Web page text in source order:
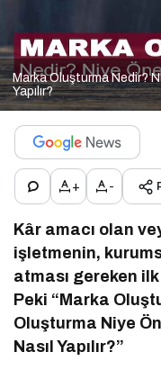
Marka Oluşturma Nedir?
Yapılır?
+ -
Kâr amacı olan
işletmenin,
atması gereken
Peki “Marka
Oluşturma Niye
Nasıl Yapılır?”